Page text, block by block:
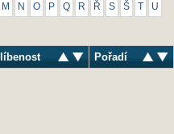
M N O P Q R Ř S Š U
Pořadí